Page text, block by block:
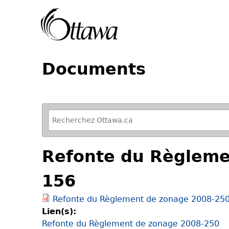
Documents
R
e
f
i
n
e
y
o
u
r
Refonte du
156
Refonte du Règlement de zonage 2008-
Lien(s):
Refonte du Règlement de zonage 2008-250